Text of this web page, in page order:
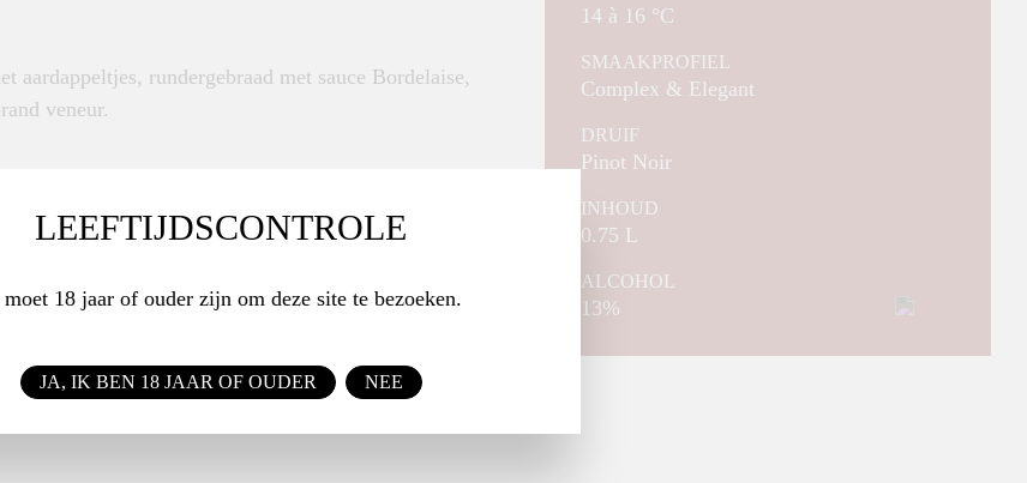
aardappeltjes, rundergebraad met sauce Bordelaise,
veneur.
14 à 16 °C
SMAAKPROFIEL
Complex & Elegant
DRUIF
Pinot Noir
INHOUD
0.75 L
ALCOHOL
13%
LEEFTIJDSCONTROLE
moet 18 jaar of ouder zijn om deze site te bezoeken.
JA, IK BEN 18 JAAR OF OUDER NEE